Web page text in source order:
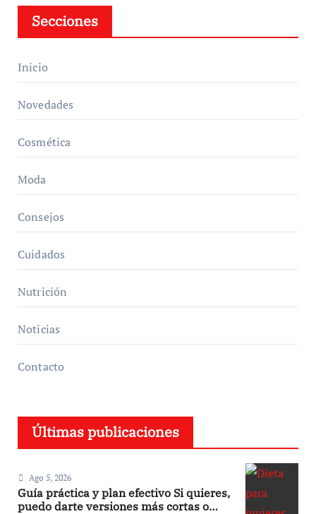
Secciones
Inicio
Novedades
Cosmética
Moda
Consejos
Cuidados
Nutrición
Noticias
Contacto
Últimas publicaciones
Ago 5, 2026
Guía práctica y plan efectivo Si quieres,
puedo darte versiones más cortas o